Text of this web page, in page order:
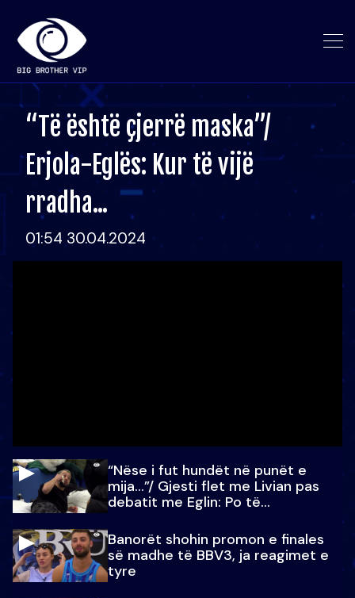
“Të është çjerrë maska”/
Erjola-Eglës: Kur të vijë
rradha...
01:54 30.04.2024
“Nëse i fut hundët në punët e
mija…”/ Gjesti flet me Livian pas
debatit me Eglin: Po të
Banorët shohin promon e finales
së madhe të BBV3, ja reagimet e
tyre